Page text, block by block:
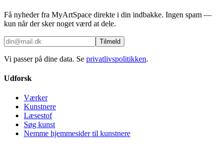
Få nyheder fra MyArtSpace direkte i din indbakke. Ingen spam —
kun når der sker noget værd at dele.
Tilmeld
Vi passer på dine data. Se privatlivspolitikken.
Udforsk
Værker
Kunstnere
Læsestof
Søg kunst
Nemme hjemmesider til kunstnere